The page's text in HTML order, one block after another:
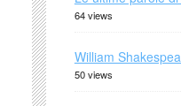
64 views
William
50 views